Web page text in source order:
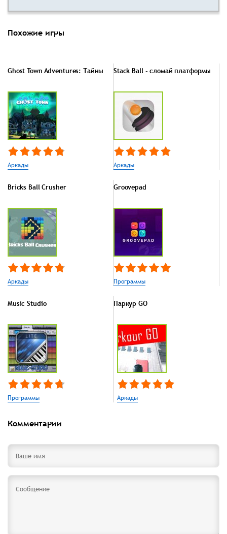
Похожие игры
Ghost Town Adventures: Тайны
Аркады
Stack Ball - сломай платформы
Аркады
Bricks Ball Crusher
Аркады
Groovepad
Программы
Music Studio
Программы
Паркур GO
Аркады
Комментарии